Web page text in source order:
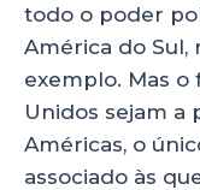
todo o poder
América do
exemplo. Mas o
Unidos sejam a
Américas, o
associado às